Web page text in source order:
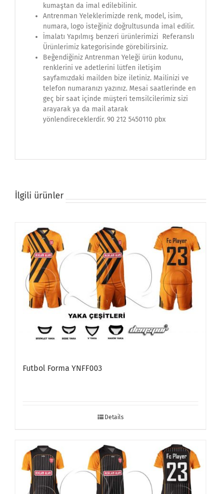
kumaştan da imal edilebilinir.
Antrenman Yeleklerimizde renk, model, isim,
numara, logo isteğiniz doğrultusunda imal edilir.
İmalatı Yapılmış benzeri ürünlerimizi Referanslı
Ürünlerimiz kategorisinde görebilirsiniz.
Beğendiğiniz Antrenman Yeleği ürün kodunu,
renklerini ve adetlerini lütfen iletişim
sayfamızdaki mailden bize iletiniz. Mailinizi ve
telefon numaranızı yazınız. Mesai saatlerinde en
geç bir saat içinde müşteri temsilcilerimiz sizi
arayarak ya da mail atarak
yönlendireceklerdir. 90 212 5450110 pbx
İlgili ürünler
Futbol Forma YNFF003
Details